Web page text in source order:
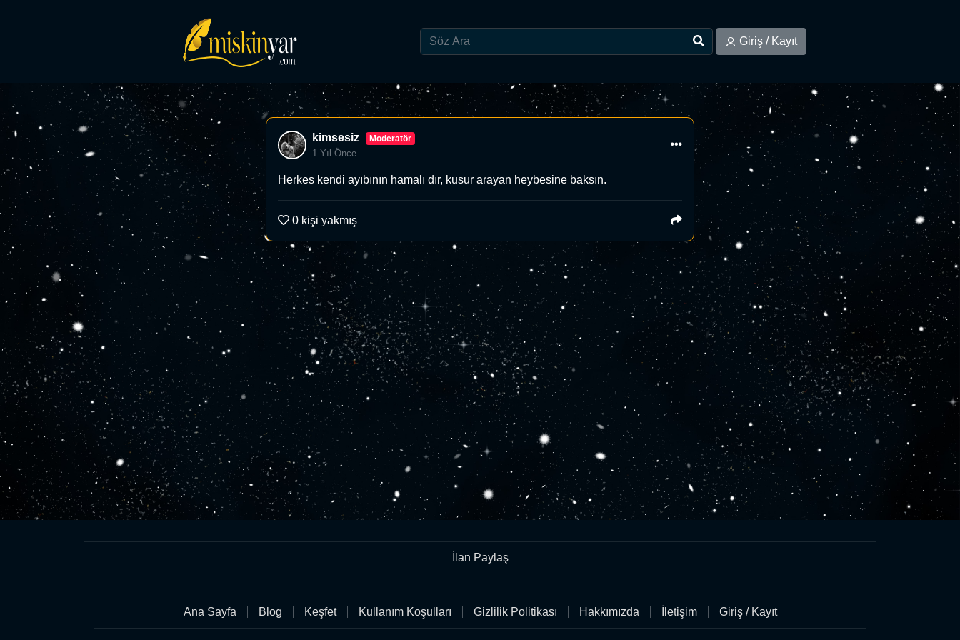
Giriş / Kayıt
kimsesiz Moderatör
1 Yıl Önce
Herkes kendi ayıbının hamalı dır, kusur arayan heybesine baksın.
0 kişi yakmış
İlan Paylaş
Ana Sayfa Blog Keşfet Kullanım Koşulları Gizlilik Politikası Hakkımızda İletişim Giriş / Kayıt